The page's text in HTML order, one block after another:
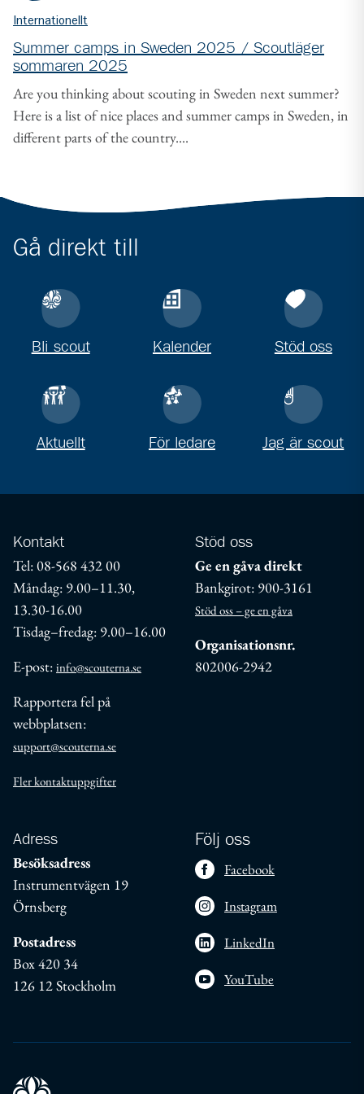
Internationellt
Summer camps in Sweden 2025 / Scoutläger
sommaren 2025
Are you thinking about scouting in Sweden next summer?
Here is a list of nice places and summer camps in Sweden, in
different parts of the country....
Gå direkt till
Bli scout Kalender Stöd oss
Aktuellt För ledare Jag är scout
Kontakt
Tel: 08-568 432 00
Måndag: 9.00–11.30,
13.30-16.00
Tisdag–fredag: 9.00–16.00
E-post: info@scouterna.se
Rapportera fel på
webbplatsen:
support@scouterna.se
Fler kontaktuppgifter
Stöd oss
Ge en gåva direkt
Bankgirot: 900-3161
Stöd oss – ge en gåva
Organisationsnr.
802006-2942
Adress
Besöksadress
Instrumentvägen 19
Örnsberg
Postadress
Box 420 34
126 12 Stockholm
Följ oss
Facebook
Instagram
LinkedIn
YouTube